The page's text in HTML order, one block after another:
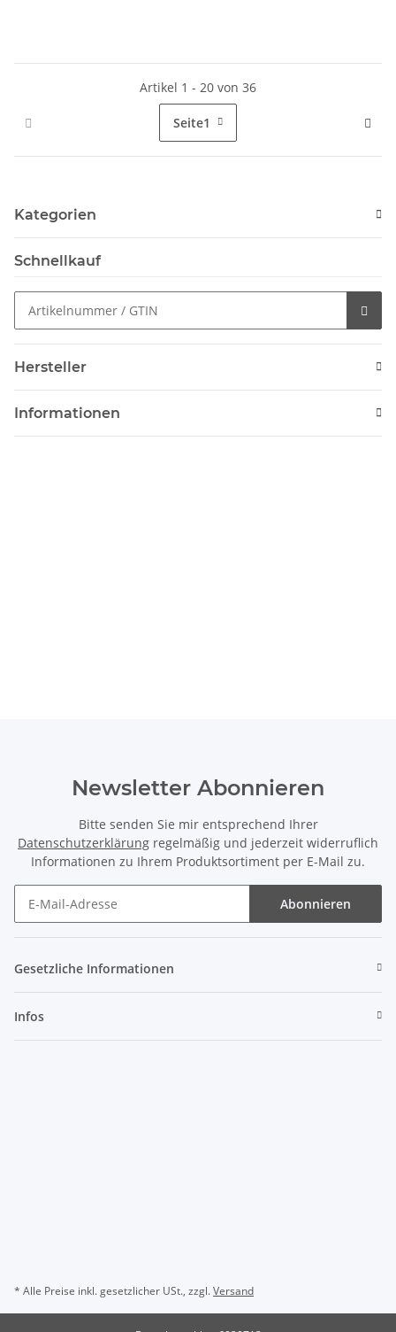
Artikel 1 - 20 von 36
Seite1
Kategorien
Schnellkauf
Hersteller
Informationen
Newsletter Abonnieren
Bitte senden Sie mir entsprechend Ihrer
Datenschutzerklärung regelmäßig und jederzeit widerruflich
Informationen zu Ihrem Produktsortiment per E-Mail zu.
Abonnieren
Gesetzliche Informationen
Infos
* Alle Preise inkl. gesetzlicher USt., zzgl.Versand